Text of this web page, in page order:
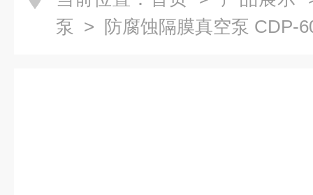
泵 > 防腐蚀隔膜真空泵 CDP-